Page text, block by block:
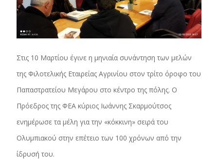
Στις 10 Μαρτίου έγινε η μηνιαία συνάντηση των μελών
της Φιλοτελικής Εταιρείας Αγρινίου στον τρίτο όροφο του
Παπαστρατείου Μεγάρου στο κέντρο της πόλης. Ο
Πρόεδρος της ΦΕΑ κύριος Ιωάννης Σκαρμούτσος
ενημέρωσε τα μέλη για την «κόκκινη» σειρά του
Ολυμπιακού στην επέτειο των 100 χρόνων από την
ίδρυσή του.